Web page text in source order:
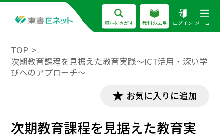
資料をさがす 教科の広場 ログイン メニュー
TOP
次期教育課程を見据えた教育実践～ICT活用・深い学
びへのアプローチ～
お気に入りに追加
次期教育課程を見据えた教育実